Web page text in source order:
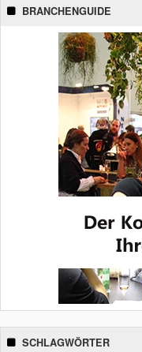
BRANCHENGUIDE
SCHLAGWÖRTER